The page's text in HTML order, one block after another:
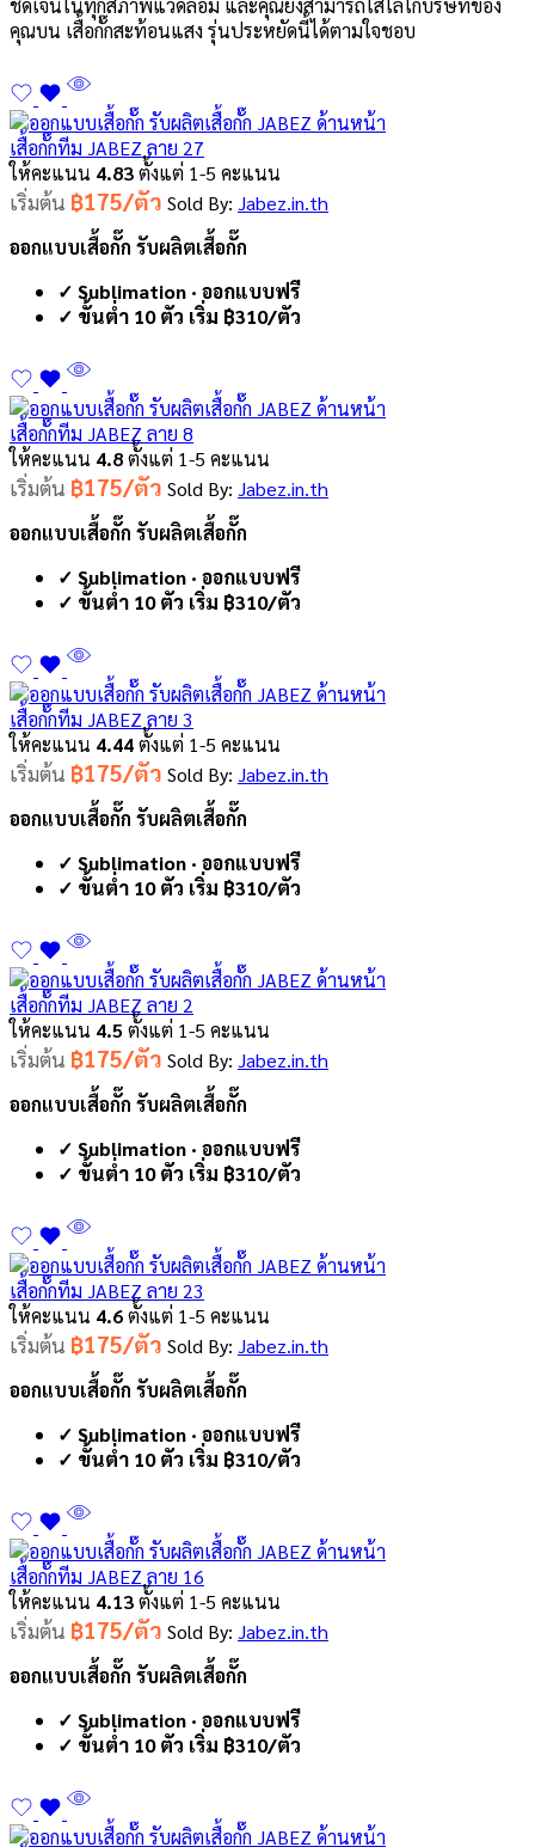
คุณบน เสื้อกั๊กสะท้อนแสง รุ่นประหยัดนี้ได้ตามใจชอบ
เสื้อกั๊กทีม JABEZ ลาย 27
ให้คะแนน 4.83ตั้งแต่ 1-5 คะแนน
เริ่มต้น ฿175/ตัว Sold By: Jabez.in.th
ออกแบบเสื้อกั๊ก รับผลิตเสื้อกั๊ก
✓ Sublimation · ออกแบบฟรี
✓ ขั้นต่ำ 10 ตัว เริ่ม ฿310/ตัว
เสื้อกั๊กทีม JABEZ ลาย 8
ให้คะแนน 4.8ตั้งแต่ 1-5 คะแนน
เริ่มต้น ฿175/ตัว Sold By: Jabez.in.th
ออกแบบเสื้อกั๊ก รับผลิตเสื้อกั๊ก
✓ Sublimation · ออกแบบฟรี
✓ ขั้นต่ำ 10 ตัว เริ่ม ฿310/ตัว
เสื้อกั๊กทีม JABEZ ลาย 3
ให้คะแนน 4.44ตั้งแต่ 1-5 คะแนน
เริ่มต้น ฿175/ตัว Sold By: Jabez.in.th
ออกแบบเสื้อกั๊ก รับผลิตเสื้อกั๊ก
✓ Sublimation · ออกแบบฟรี
✓ ขั้นต่ำ 10 ตัว เริ่ม ฿310/ตัว
เสื้อกั๊กทีม JABEZ ลาย 2
ให้คะแนน 4.5 ตั้งแต่ 1-5 คะแนน
เริ่มต้น ฿175/ตัว Sold By: Jabez.in.th
ออกแบบเสื้อกั๊ก รับผลิตเสื้อกั๊ก
✓ Sublimation · ออกแบบฟรี
✓ ขั้นต่ำ 10 ตัว เริ่ม ฿310/ตัว
เสื้อกั๊กทีม JABEZ ลาย 23
ให้คะแนน 4.6ตั้งแต่ 1-5 คะแนน
เริ่มต้น ฿175/ตัว Sold By: Jabez.in.th
ออกแบบเสื้อกั๊ก รับผลิตเสื้อกั๊ก
✓ Sublimation · ออกแบบฟรี
✓ ขั้นต่ำ 10 ตัว เริ่ม ฿310/ตัว
เสื้อกั๊กทีม JABEZ ลาย 16
ให้คะแนน 4.13ตั้งแต่ 1-5 คะแนน
เริ่มต้น ฿175/ตัว Sold By: Jabez.in.th
ออกแบบเสื้อกั๊ก รับผลิตเสื้อกั๊ก
✓ Sublimation · ออกแบบฟรี
✓ ขั้นต่ำ 10 ตัว เริ่ม ฿310/ตัว